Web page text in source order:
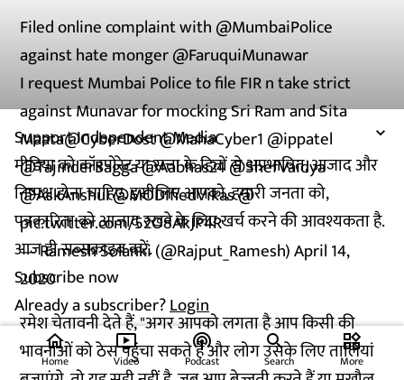
Support Independent Media
मीडिया को कॉरपोरेट या सत्ता के हितों से अप्रभावित, आजाद और
निष्पक्ष होना चाहिए. इसीलिए आपको, हमारी जनता को,
पत्रकारिता को आजाद रखने के लिए खर्च करने की आवश्यकता है.
आज ही सब्सक्राइब करें.
Subscribe now
Already a subscriber?Login
Filed online complaint with@MumbaiPolice
against hate monger@FaruquiMunawar
I request Mumbai Police to file FIR n take strict
against Munavar for mocking Sri Ram and Sita
Maata@CyberDost@MahaCyber1@ippatel
@TajinderBagga@Aabhas24@ShefVaidya
@AskAnshul@MODIfiedVikas@
pic.twitter.com/52O8AkJP4R
— Ramesh Solanki (@Rajput_Ramesh)April 14,
2020
रमेश चेतावनी देते हैं, "अगर आपको लगता है आप किसी की
भावनाओं को ठेस पहुंचा सकते हैं और लोग उसके लिए तालियां
home
Home
ondemand_video
Video
podcasts
Podcast Search
widgets
More